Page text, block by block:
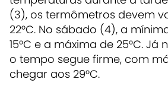
(3), os termômetros devem
22°C. No sábado (4), a
15°C e a máxima de 25°C.
o tempo segue firme, com
chegar aos 29°C.